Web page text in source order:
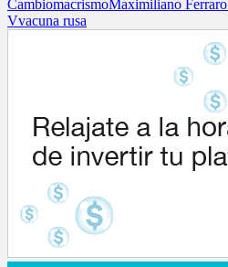
CambiomacrismoMaximiliano Ferraro
Vvacuna rusa